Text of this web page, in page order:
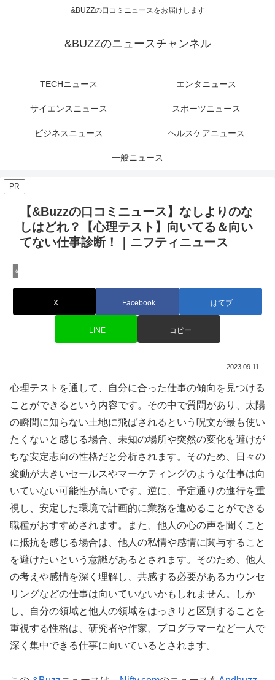
&BUZZの口コミニュースをお届けします
&BUZZのニュースチャンネル
TECHニュース エンタニュース
サイエンスニュース スポーツニュース
ビジネスニュース ヘルスケアニュース
一般ニュース
PR
【&Buzzの口コミニュース】なしよりのな
しはどれ？【心理テスト】向いてる＆向い
てない仕事診断！｜ニフティニュース
&Buzzのサイエンスニュース
X Facebook はてブ
LINE コピー
2023.09.11
心理テストを通して、自分に合った仕事の傾向を見つける
ことができるという内容です。その中で質問があり、太陽
の瞬間に知らない土地に飛ばされるという呪文が最も使い
たくないと感じる場合、未知の場所や突然の変化を避けが
ちな安定志向の性格だと分析されます。そのため、日々の
変動が大きいセールスやマーケティングのような仕事は向
いていない可能性が高いです。逆に、予定通りの進行を重
視し、安定した環境で計画的に業務を進めることができる
職種がおすすめされます。また、他人の心の声を聞くこと
に抵抗を感じる場合は、他人の私情や感情に関与すること
を避けたいという意識があるとされます。そのため、他人
の考えや感情を深く理解し、共感する必要があるカウンセ
リングなどの仕事は向いていないかもしれません。しか
し、自分の領域と他人の領域をはっきりと区別することを
重視する性格は、研究者や作家、プログラマーなど一人で
深く集中できる仕事に向いているとされます。